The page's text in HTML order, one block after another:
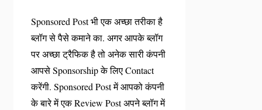
Sponsored Post भी एक अच्छा तरीका है
ब्लॉग से पैसे कमाने का. अगर आपके ब्लॉग
पर अच्छा ट्रैफिक है तो अनेक सारी कंपनी
आपसे Sponsorship के लिए Contact
करेंगी. Sponsored Post में आपको कंपनी
के बारे में एक Review Post अपने ब्लॉग में